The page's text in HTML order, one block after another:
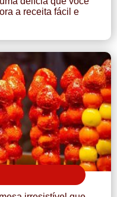
a receita fácil e